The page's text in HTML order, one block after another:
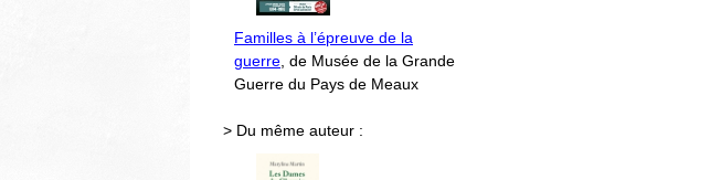
Familles à l’épreuve de la
guerre, de Musée de la Grande
Guerre du Pays de Meaux
> Du même auteur :